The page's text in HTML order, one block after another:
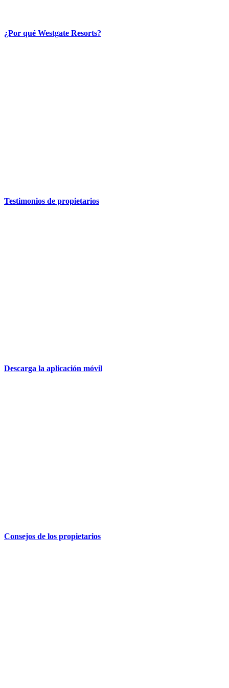
¿Por qué Westgate Resorts?
Testimonios de propietarios
Descarga la aplicación móvil
Consejos de los propietarios